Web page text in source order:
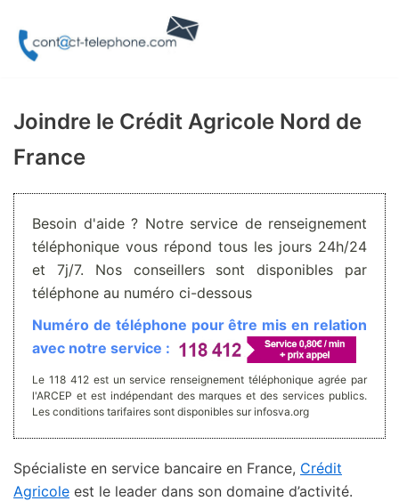
Aller
Joindre le Crédit Agricole Nord de
France
Besoin d'aide ? Notre service de renseignement
téléphonique vous répond tous les jours 24h/24
et 7j/7. Nos conseillers sont disponibles par
téléphone au numéro ci-dessous
Numéro de téléphone pour être mis en relation
avec notre service :
Le 118 412 est un service renseignement téléphonique agrée par
l'ARCEP et est indépendant des marques et des services publics.
Les conditions tarifaires sont disponibles sur infosva.org
Spécialiste en service bancaire en France, Crédit
Agricole est le leader dans son domaine d’activité.